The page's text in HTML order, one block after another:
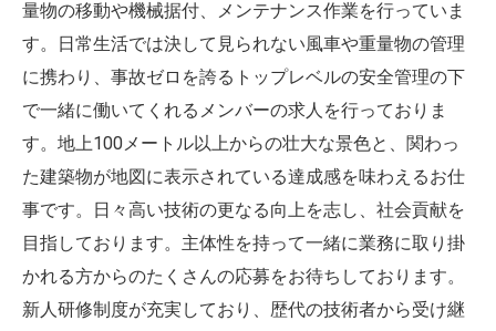
量物の移動や機械据付、メンテナンス作業を行っていま
す。日常生活では決して見られない風車や重量物の管理
に携わり、事故ゼロを誇るトップレベルの安全管理の下
で一緒に働いてくれるメンバーの求人を行っておりま
す。地上100メートル以上からの壮大な景色と、関わっ
た建築物が地図に表示されている達成感を味わえるお仕
事です。日々高い技術の更なる向上を志し、社会貢献を
目指しております。主体性を持って一緒に業務に取り掛
かれる方からのたくさんの応募をお待ちしております。
新人研修制度が充実しており、歴代の技術者から受け継